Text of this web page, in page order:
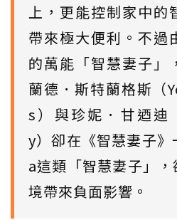
上，更能控制家中的
帶來極大便利。不過
的萬能「智慧妻子」
蘭德．斯特蘭格斯
s）與珍妮．甘迺迪
y）卻在《智慧妻子
a這類「智慧妻子」
境帶來負面影響。